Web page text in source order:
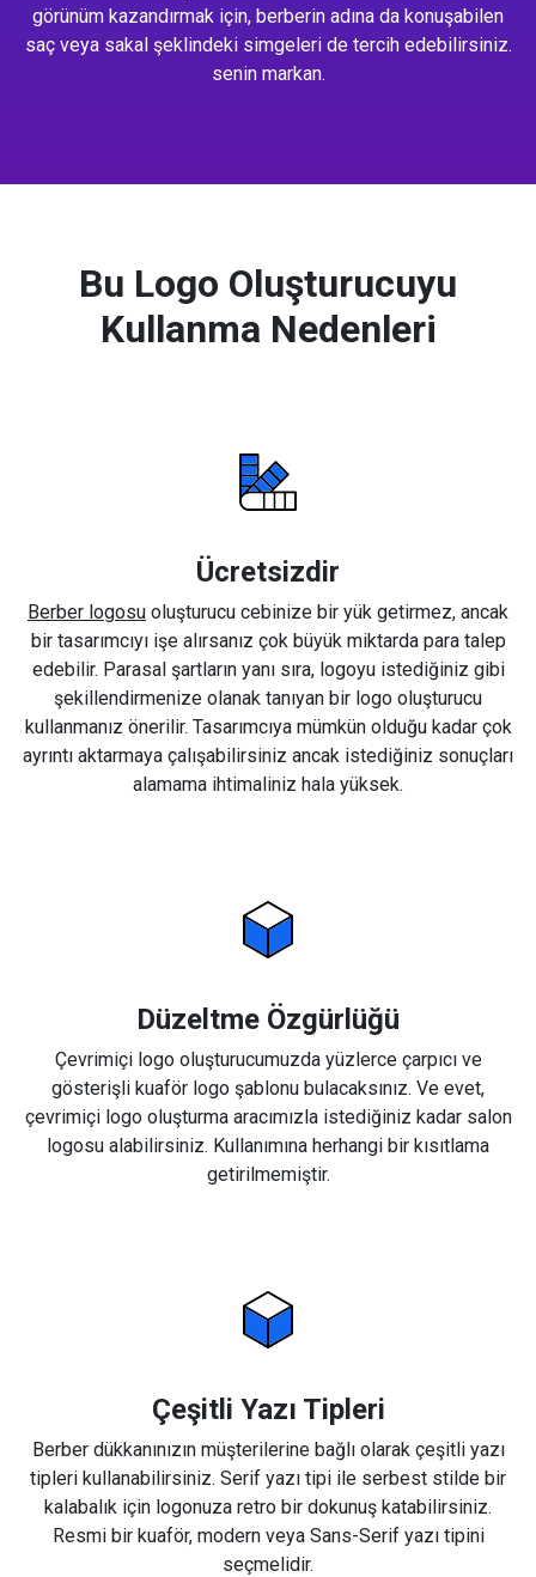
görünüm kazandırmak için, berberin adına da konuşabilen
saç veya sakal şeklindeki simgeleri de tercih edebilirsiniz.
senin markan.
Bu Logo Oluşturucuyu
Kullanma Nedenleri
Ücretsizdir
Berber logosu oluşturucu cebinize bir yük getirmez, ancak
bir tasarımcıyı işe alırsanız çok büyük miktarda para talep
edebilir. Parasal şartların yanı sıra, logoyu istediğiniz gibi
şekillendirmenize olanak tanıyan bir logo oluşturucu
kullanmanız önerilir. Tasarımcıya mümkün olduğu kadar çok
ayrıntı aktarmaya çalışabilirsiniz ancak istediğiniz sonuçları
alamama ihtimaliniz hala yüksek.
Düzeltme Özgürlüğü
Çevrimiçi logo oluşturucumuzda yüzlerce çarpıcı ve
gösterişli kuaför logo şablonu bulacaksınız. Ve evet,
çevrimiçi logo oluşturma aracımızla istediğiniz kadar salon
logosu alabilirsiniz. Kullanımına herhangi bir kısıtlama
getirilmemiştir.
Çeşitli Yazı Tipleri
Berber dükkanınızın müşterilerine bağlı olarak çeşitli yazı
tipleri kullanabilirsiniz. Serif yazı tipi ile serbest stilde bir
kalabalık için logonuza retro bir dokunuş katabilirsiniz.
Resmi bir kuaför, modern veya Sans-Serif yazı tipini
seçmelidir.